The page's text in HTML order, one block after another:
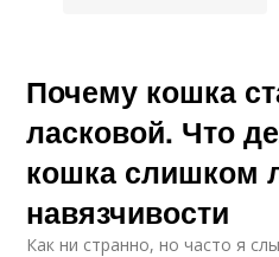
Почему кошка
ласковой. Что
кошка слишком
навязчивости
Как ни странно, но часто я